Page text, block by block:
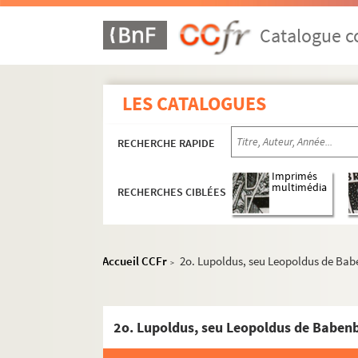
Catalogue
LES CATALOGUES
RECHERCHE RAPIDE
RECHERCHES CIBLÉES
Imprimés
multimédia
Accueil CCFr > 2o. Lupoldus, seu Leopoldus de
1358. Gilonis (Tractatus de
1359. Relation de ce qui s'est passé en
1361. N. Giraud (monachi, ut videtur, S.
1362. Remarques sur la langue françoise,
1363. S. (Augustini Omeliæ super
1364. (Incerti) Alphabetum narrationum
1365. (Recueil)
1366. Magistri Roberti Holcoth, ordin.
1370. Summa supra Virtutes et vicia, cum
1371. (Recueil)